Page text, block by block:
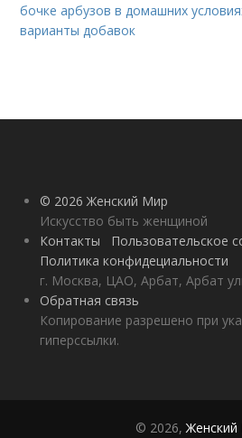
бочке арбузов в домашних
варианты добавок
© 2026 Женский Мир
Искусство быть женщиной
Контакты
Пользовательское
Политика конфидециальности
г. Москва, ЦАО, Арбат, Арбат
Обратная связь
Копирование разрешено при
гиперссылки.
© 2026,